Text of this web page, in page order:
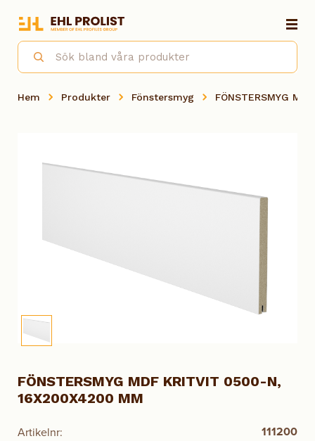
Hem Produkter Fönstersmyg FÖNSTERSMYG
Artikelnr: 111200
FÖNSTERSMYG MDF KRITVIT 0500-N,
16X200X4200 MM